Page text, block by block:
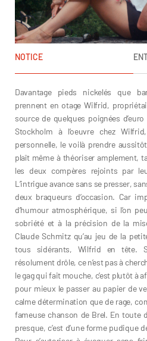
NOTICE
Davantage pieds nickelés que
prennent en otage Wilfrid,
source de quelques poignées
Stockholm à l’oeuvre chez
personnelle, le voilà prendre
plaît même à théoriser amplement,
les deux compères rejoints par
L’intrigue avance sans se presser,
deux braqueurs d’occasion. Car
d’humour atmosphérique, si l’on
sobriété et à la précision de la
Claude Schmitz qu’au jeu de la
tous sidérants, Wilfrid en tête.
résolument drôle, ce n’est pas à
le gag qui fait mouche, c’est plutôt à
pour mieux le passer au papier de
calme détermination que de rage,
fameuse chanson de Brel. En toute
presque, c’est d’une forme pudique